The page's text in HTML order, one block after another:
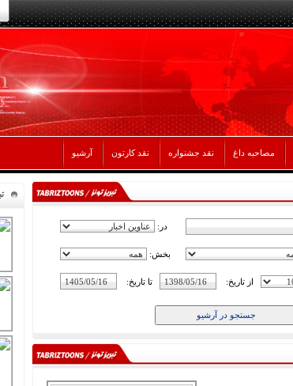
مصاحبه داغ نقد جشنواره نقد کارتون آرشیو
در:
بخش:
از تاریخ: تا تاریخ: